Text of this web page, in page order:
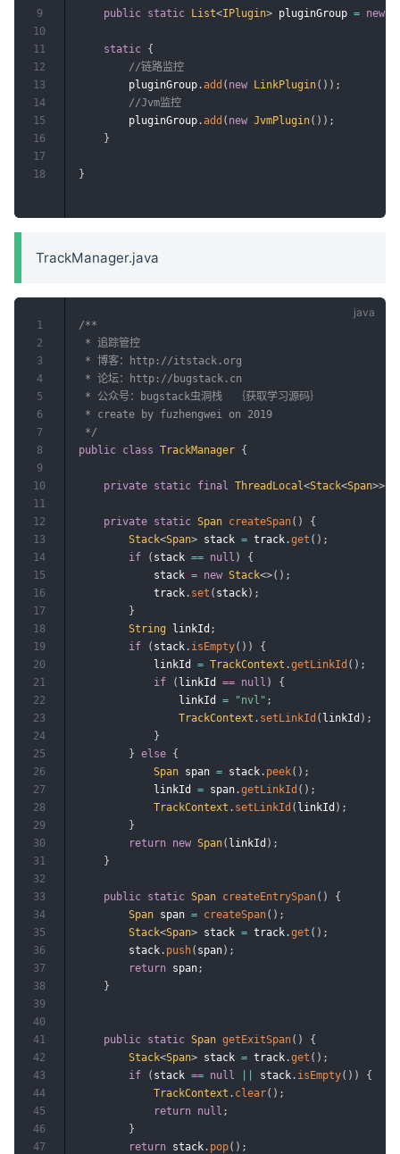
public static List<IPlugin> pluginGroup = new
static {
//链路监控
        pluginGroup
.add ( new LinkPlugin( ) ) ;
//Jvm监控
        pluginGroup
.add ( new JvmPlugin( ) ) ;
}
}
9
10
11
12
13
14
15
16
17
18
TrackManager.java
/**
* 追踪管控
* 博客：http://itstack.org
* 论坛：http://bugstack.cn
* 公众号：bugstack虫洞栈  ｛获取学习源码｝
* create by fuzhengwei on 2019
*/
public class TrackManager {
private static final ThreadLocal <Stack<Span>>
private static Span createSpan( )
{
Stack<Span> stack = track .get ( ) ;
if
( stack == null )
{
            stack
= new Stack<>( ) ;
            track
. set ( stack) ;
}
String linkId ;
if
( stack . isEmpty( ) )
{
            linkId
= TrackContext .getLinkId ( ) ;
if
( linkId == null )
{
                linkId
= "nvl" ;
TrackContext . setLinkId ( linkId ) ;
}
} else {
Span span = stack . peek( ) ;
            linkId
= span .getLinkId ( ) ;
TrackContext . setLinkId ( linkId ) ;
}
return new Span( linkId ) ;
}
public static Span createEntrySpan( )
{
Span span = createSpan( ) ;
Stack<Span> stack = track .get ( ) ;
        stack
. push( span) ;
return span ;
}
public static Span getExitSpan( )
{
Stack<Span> stack = track .get ( ) ;
if
( stack == null stack . isEmpty( ) )
{
TrackContext . clear( ) ;
return null ;
}
return stack . pop( ) ;
1
2
3
4
5
6
7
8
9
10
11
12
13
14
15
16
17
18
19
20
21
22
23
24
25
26
27
28
29
30
31
32
33
34
35
36
37
38
39
40
41
42
43
44
45
46
47